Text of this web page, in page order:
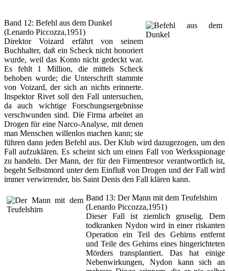
Band 12: Befehl aus dem Dunkel
(Lenardo Piccozza,1951)
Direktor Voizard erfährt von seinem
Buchhalter, daß ein Scheck nicht honoriert
wurde, weil das Konto nicht gedeckt war.
Es fehlt 1 Million, die mittels Scheck
behoben wurde; die Unterschrift stammte
von Voizard, der sich an nichts erinnerte.
Inspektor Rivet soll den Fall untersuchen,
da auch wichtige Forschungsergebnisse
verschwunden sind. Die Firma arbeitet an
Drogen für eine Narco-Analyse, mit denen
man Menschen willenlos machen kann; sie
führen dann jeden Befehl aus. Der Klub wird dazugezogen, um den
Fall aufzuklären. Es scheint sich um einen Fall von Werksspionage
zu handeln. Der Mann, der für den Firmentresor verantwortlich ist,
begeht Selbstmord unter dem Einfluß von Drogen und der Fall wird
immer verwirrender, bis Saint Denis den Fall klären kann.
Band 13: Der Mann mit dem Teufelshirn
(Lenardo Piccozza,1951)
Dieser Fall ist ziemlich gruselig. Dem
todkranken Nydon wird in einer riskanten
Operation ein Teil des Gehirns entfernt
und Teile des Gehirns eines hingerichteten
Mörders transplantiert. Das hat einige
Nebenwirkungen, Nydon kann sich an